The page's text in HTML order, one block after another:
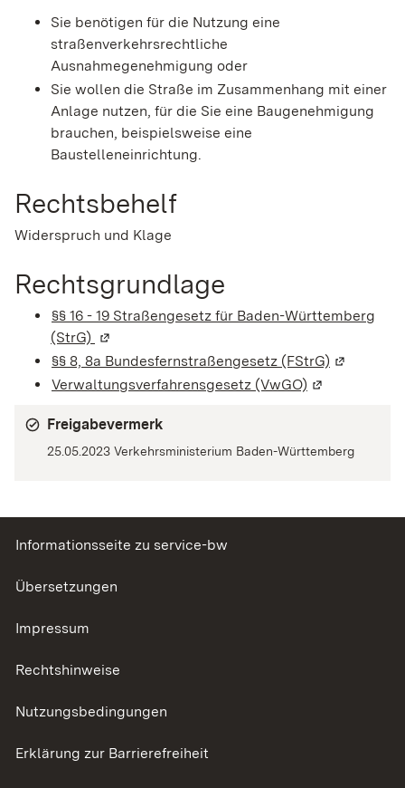
Sie benötigen für die Nutzung eine
straßenverkehrsrechtliche
Ausnahmegenehmigung oder
Sie wollen die Straße im Zusammenhang mit einer
Anlage nutzen, für die Sie eine Baugenehmigung
brauchen, beispielsweise eine
Baustelleneinrichtung.
Rechtsbehelf
Widerspruch und Klage
Rechtsgrundlage
§§ 16 - 19 Straßengesetz für Baden-Württemberg
(StrG) (Wird in einem neuen Fenster geöffnet)
§§ 8, 8a Bundesfernstraßengesetz (FStrG) (Wird in
Verwaltungsverfahrensgesetz (VwGO) (Wird in
Freigabevermerk
25.05.2023 Verkehrsministerium Baden-Württemberg
Informationsseite zu service-bw
Übersetzungen
Impressum
Rechtshinweise
Nutzungsbedingungen
Erklärung zur Barrierefreiheit